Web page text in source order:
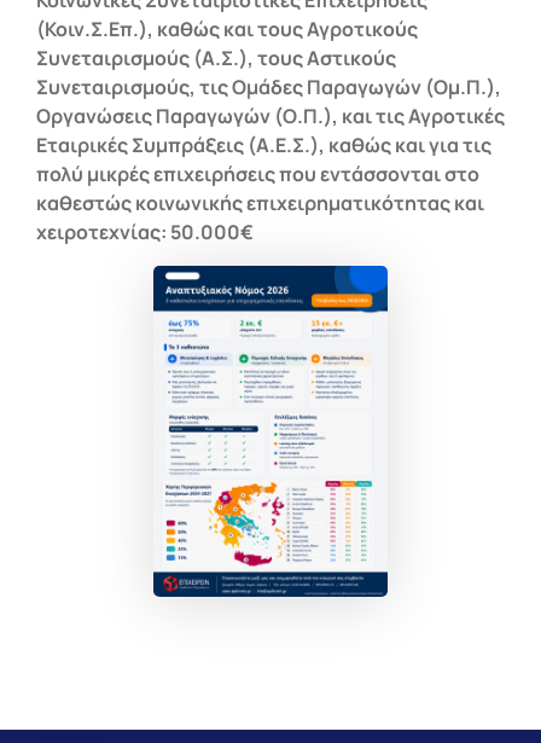
(Κοιν.Σ.Επ.), καθώς και τους Αγροτικούς
Συνεταιρισμούς (Α.Σ.), τους Αστικούς
Συνεταιρισμούς, τις Ομάδες Παραγωγών (Ομ.Π.),
Οργανώσεις Παραγωγών (Ο.Π.), και τις Αγροτικές
Εταιρικές Συμπράξεις (Α.Ε.Σ.), καθώς και για τις
πολύ μικρές επιχειρήσεις που εντάσσονται στο
καθεστώς κοινωνικής επιχειρηματικότητας και
χειροτεχνίας: 50.000€